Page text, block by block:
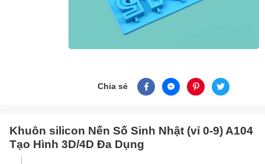
Chia sẻ
Khuôn silicon Nến Số Sinh Nhật (vỉ 0-9) A104
Tạo Hình 3D/4D Đa Dụng